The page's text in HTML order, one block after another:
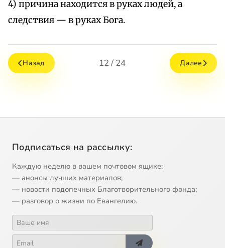
4) причина находится в руках людей, а
следствия — в руках Бога.
Назад 12 / 24 Далее
Подписаться на рассылку:
Каждую неделю в вашем почтовом ящике:
— анонсы лучших материалов;
— новости подопечных Благотворительного фонда;
— разговор о жизни по Евангелию.